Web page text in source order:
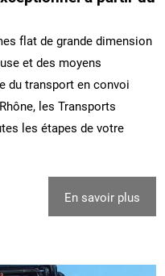
flat de grande dimension
et des moyens
du transport en convoi
les Transports
les étapes de votre
En savoir plus